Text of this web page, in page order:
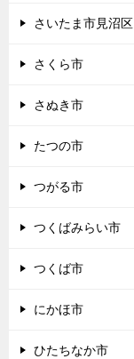
さいたま市見沼区
さくら市
さぬき市
たつの市
つがる市
つくばみらい市
つくば市
にかほ市
ひたちなか市